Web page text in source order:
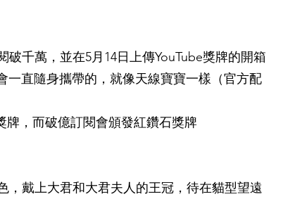
破千萬，並在5月14日上傳YouTube獎牌的開箱
一直隨身攜帶的，就像天線寶寶一樣（官方配
牌，而破億訂閱會頒發紅鑽石獎牌
，戴上大君和大君夫人的王冠，待在貓型望遠